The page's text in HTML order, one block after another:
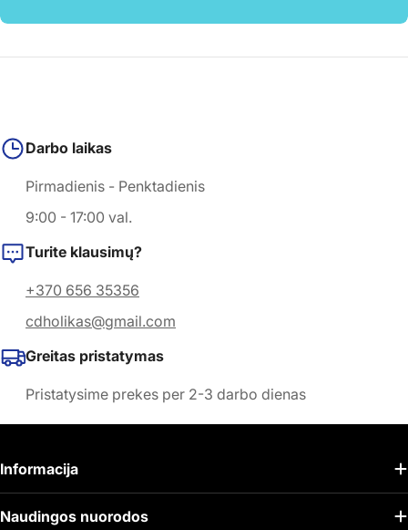
Darbo laikas
Pirmadienis - Penktadienis
9:00 - 17:00 val.
Turite klausimų?
+370 656 35356
cdholikas@gmail.com
Greitas pristatymas
Pristatysime prekes per 2-3 darbo dienas
Informacija
Naudingos nuorodos